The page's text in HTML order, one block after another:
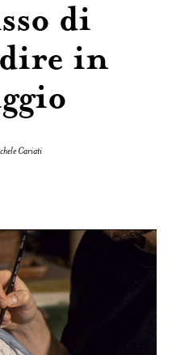
di
in
Cariati